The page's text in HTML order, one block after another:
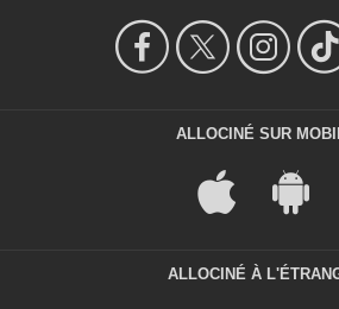
ALLOCINÉ SUR
ALLOCINÉ À